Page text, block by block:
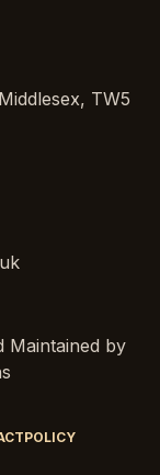
TW5
Maintained by
POLICY